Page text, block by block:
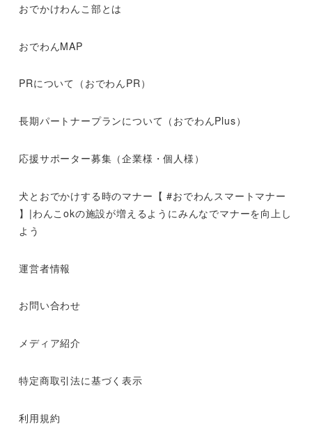
おでかけわんこ部とは
おでわんMAP
PRについて（おでわんPR）
長期パートナープランについて（おでわんPlus）
応援サポーター募集（企業様・個人様）
犬とおでかけする時のマナー【 #おでわんスマートマナー
】|わんこokの施設が増えるようにみんなでマナーを向上し
よう
運営者情報
お問い合わせ
メディア紹介
特定商取引法に基づく表示
利用規約